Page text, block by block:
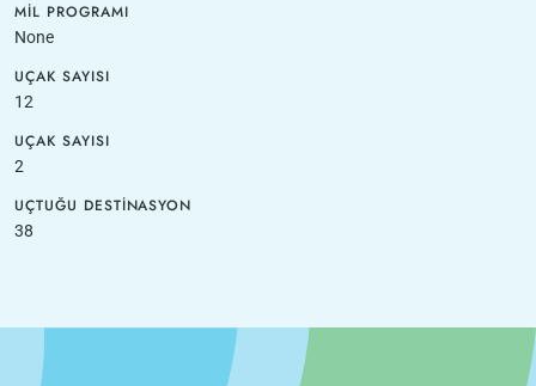
MIL PROGRAMI
None
UÇAK SAYISI
12
UÇAK SAYISI
2
UÇTUĞU DESTINASYON
38